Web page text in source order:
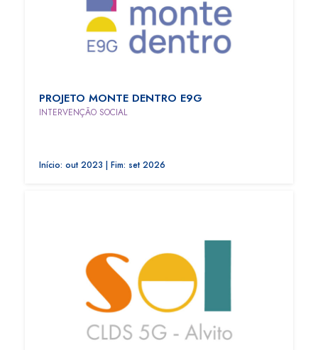
PROJETO MONTE DENTRO E9G
INTERVENÇÃO SOCIAL
Início: out 2023 | Fim: set 2026